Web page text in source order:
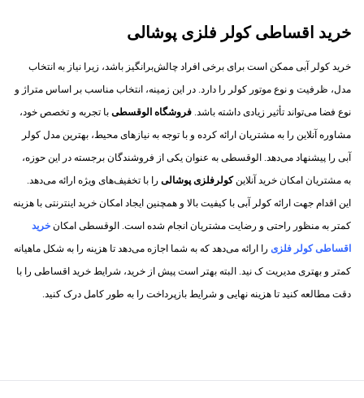
خرید اقساطی کولر فلزی پوشالی
خرید کولر آبی ممکن است برای برخی افراد چالش‌برانگیز باشد، زیرا نیاز به انتخاب
مدل، ظرفیت و نوع موتور کولر را دارد. در این زمینه، انتخاب مناسب بر اساس متراژ و
نوع فضا می‌تواند تأثیر زیادی داشته باشد. فروشگاه الوقسطی با تجربه و تخصص خود،
مشاوره آنلاین را به مشتریان ارائه کرده و با توجه به نیازهای محیط، بهترین مدل کولر
آبی را پیشنهاد می‌دهد. الوقسطی به عنوان یکی از فروشندگان برجسته در این حوزه،
به مشتریان امکان خرید آنلاینکولرفلزی پوشالی را با تخفیف‌های ویژه ارائه می‌دهد.
این اقدام جهت ارائه کولر آبی با کیفیت بالا و همچنین ایجاد امکان خرید اینترنتی با هزینه
کمتر به منظور راحتی و رضایت مشتریان انجام شده است. الوقسطی امکان خرید
اقساطی کولر فلزی را ارائه می‌دهد که به شما اجازه می‌دهد تا هزینه را به شکل ماهیانه
کمتر و بهتری مدیریت ک نید. البته بهتر است پیش از خرید، شرایط خرید اقساطی را با
دقت مطالعه کنید تا هزینه نهایی و شرایط بازپرداخت را به طور کامل درک کنید.